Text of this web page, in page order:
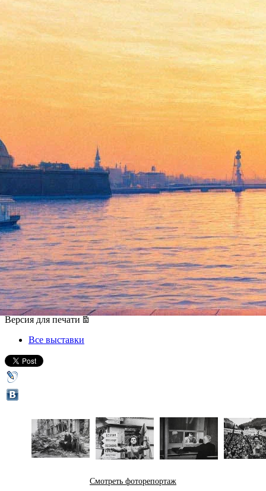
«Росфото» покажет Вторую
мировую глазами Евгения
Халдея
29 апреля 2015, среда,19.00-29 мая 2015, пятница
Версия для печати
Все выставки
Смотреть фоторепортаж